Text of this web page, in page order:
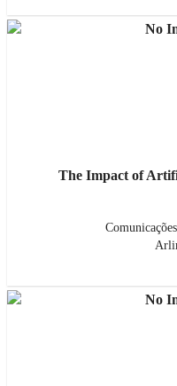
The Impact of